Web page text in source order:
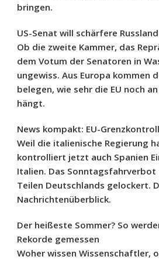
bringen.
US-Senat will schärfere
Ob die zweite Kammer, das
dem Votum der Senatoren in
ungewiss. Aus Europa kommen
belegen, wie sehr die EU noch
hängt.
News kompakt: EU-
Weil die italienische Regierung
kontrolliert jetzt auch Spanien
Italien. Das Sonntagsfahrverbot
Teilen Deutschlands gelockert.
Nachrichtenüberblick.
Der heißeste Sommer? So
Rekorde gemessen
Woher wissen Wissenschaftler,